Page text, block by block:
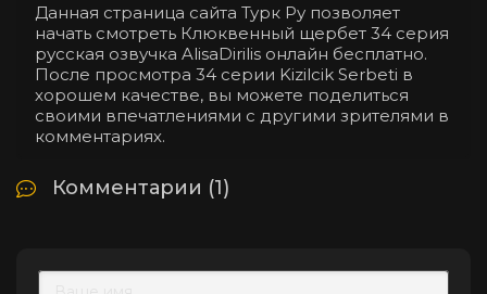
Данная страница сайта Турк Ру позволяет
начать смотреть Клюквенный щербет 34 серия
русская озвучка AlisaDirilis онлайн бесплатно.
После просмотра 34 серии Kizilcik Serbeti в
хорошем качестве, вы можете поделиться
своими впечатлениями с другими зрителями в
комментариях.
Комментарии (1)